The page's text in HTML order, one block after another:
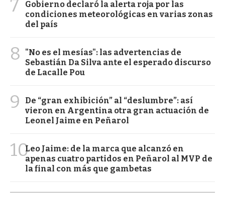
7
Gobierno declaró la alerta roja por las
condiciones meteorológicas en varias zonas
del país
8
"No es el mesías": las advertencias de
Sebastián Da Silva ante el esperado discurso
de Lacalle Pou
9
De “gran exhibición” al “deslumbre”: así
vieron en Argentina otra gran actuación de
Leonel Jaime en Peñarol
10Leo Jaime: de la marca que alcanzó en
apenas cuatro partidos en Peñarol al MVP de
la final con más que gambetas